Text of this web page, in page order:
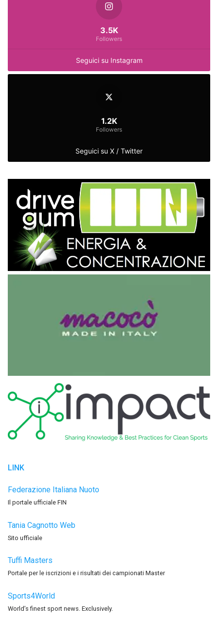
Seguici su Instagram
3.5K
Followers
Seguici su X / Twitter
1.2K
Followers
LINK
Federazione Italiana Nuoto
Il portale ufficiale FIN
Tania Cagnotto Web
Sito ufficiale
Tuffi Masters
Portale per le iscrizioni e i risultati dei campionati Master
Sports4World
World’s finest sport news. Exclusively.